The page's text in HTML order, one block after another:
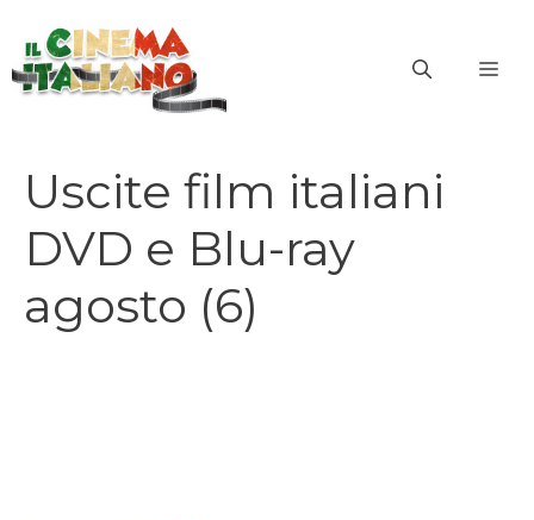
contenuto
Uscite film italiani
DVD e Blu-ray
agosto (6)